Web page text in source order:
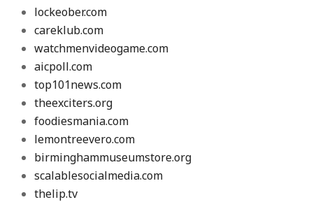
lockeober.com
careklub.com
watchmenvideogame.com
aicpoll.com
top101news.com
theexciters.org
foodiesmania.com
lemontreevero.com
birminghammuseumstore.org
scalablesocialmedia.com
thelip.tv